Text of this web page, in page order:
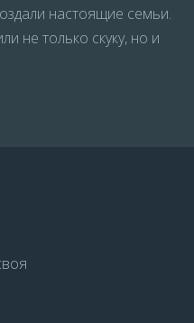
настоящие семьи.
не только скуку, но и